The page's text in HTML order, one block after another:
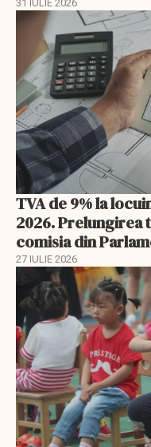
31 IULIE 2026
TVA de 9% la
2026. Prelungirea
comisia din
27 IULIE 2026